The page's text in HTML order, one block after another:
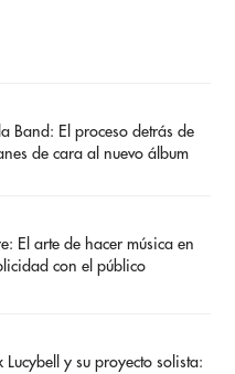
Band: El proceso detrás de
de cara al nuevo álbum
El arte de hacer música en
con el público
Lucybell y su proyecto solista: